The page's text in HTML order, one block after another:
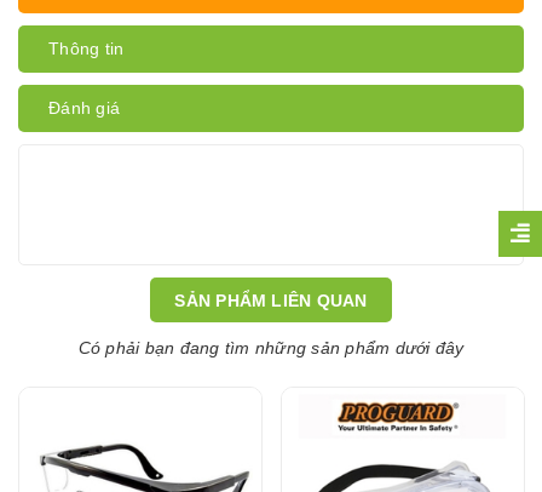
Thông tin
Đánh giá
SẢN PHẨM LIÊN QUAN
Có phải bạn đang tìm những sản phẩm dưới đây